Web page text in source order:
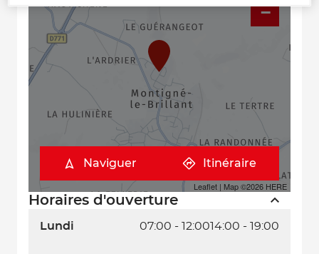
Horaires d'ouverture
Lundi 07:00 - 12:0014:00 - 19:00
−
Leaflet | Map ©2026 HERE
Naviguer Itinéraire